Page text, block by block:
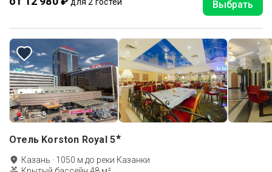
Выбрать
Отель Korston Royal 5★
Казань · 1050 м до реки Казанки